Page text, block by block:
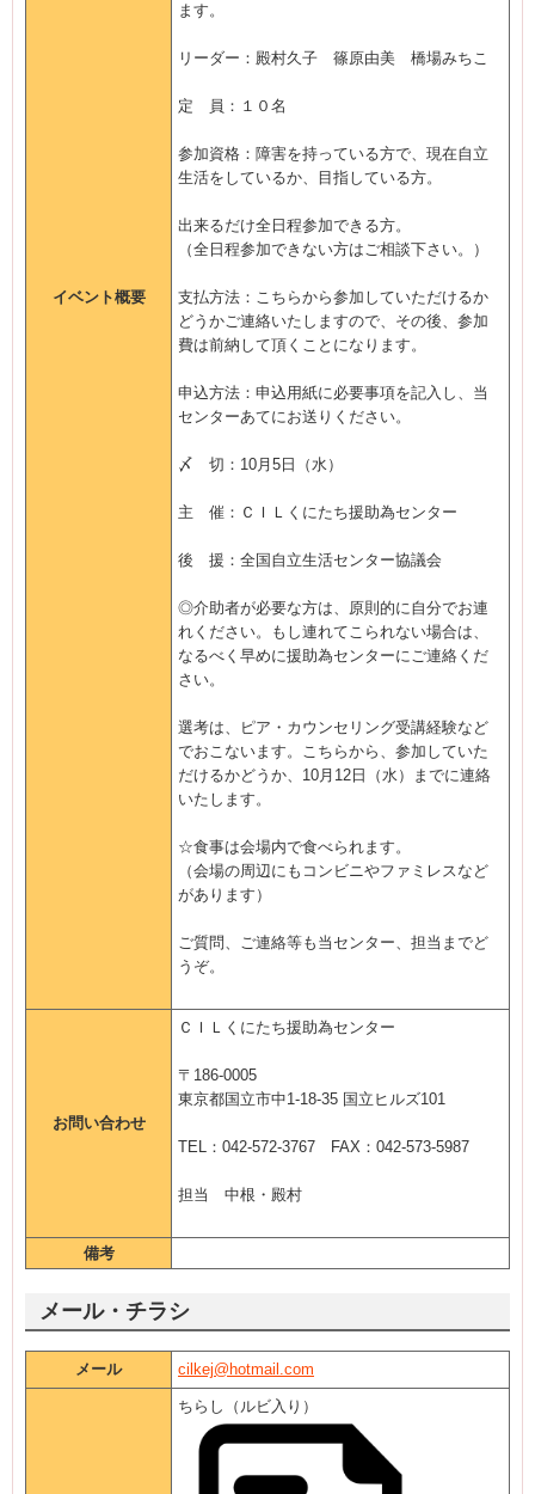
イベント概要
ます。
リーダー：殿村久子 篠原由美 橋場みちこ
定 員：１０名
参加資格：障害を持っている方で、現在自立
生活をしているか、目指している方。
出来るだけ全日程参加できる方。
（全日程参加できない方はご相談下さい。）
支払方法：こちらから参加していただけるか
どうかご連絡いたしますので、その後、参加
費は前納して頂くことになります。
申込方法：申込用紙に必要事項を記入し、当
センターあてにお送りください。
〆 切：10月5日（水）
主 催：ＣＩＬくにたち援助為センター
後 援：全国自立生活センター協議会
◎介助者が必要な方は、原則的に自分でお連
れください。もし連れてこられない場合は、
なるべく早めに援助為センターにご連絡くだ
さい。
選考は、ピア・カウンセリング受講経験など
でおこないます。こちらから、参加していた
だけるかどうか、10月12日（水）までに連絡
いたします。
☆食事は会場内で食べられます。
（会場の周辺にもコンビニやファミレスなど
があります）
ご質問、ご連絡等も当センター、担当までど
うぞ。
お問い合わせ
ＣＩＬくにたち援助為センター
〒186-0005
東京都国立市中1-18-35 国立ヒルズ101
TEL：042-572-3767 FAX：042-573-5987
担当 中根・殿村
備考
メール・チラシ
メール cilkej@hotmail.com
ちらし（ルビ入り）